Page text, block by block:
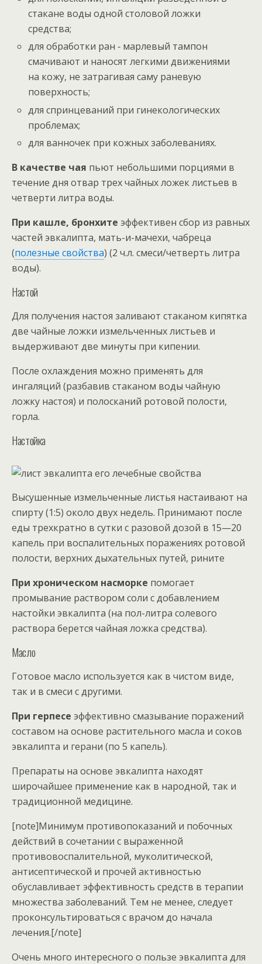
стакане воды одной столовой ложки
средства;
для обработки ран ‑ марлевый тампон
смачивают и наносят легкими движениями
на кожу, не затрагивая саму раневую
поверхность;
для спринцеваний при гинекологических
проблемах;
для ванночек при кожных заболеваниях.
В качестве чая пьют небольшими порциями в
течение дня отвар трех чайных ложек листьев в
четверти литра воды.
При кашле, бронхите эффективен сбор из равных
частей эвкалипта, мать-и-мачехи, чабреца
(полезные свойства) (2 ч.л. смеси/четверть литра
воды).
Настой
Для получения настоя заливают стаканом кипятка
две чайные ложки измельченных листьев и
выдерживают две минуты при кипении.
После охлаждения можно применять для
ингаляций (разбавив стаканом воды чайную
ложку настоя) и полосканий ротовой полости,
горла.
Настойка
Высушенные измельченные листья настаивают на
спирту (1:5) около двух недель. Принимают после
еды трехкратно в сутки с разовой дозой в 15—20
капель при воспалительных поражениях ротовой
полости, верхних дыхательных путей, рините
При хроническом насморке помогает
промывание раствором соли с добавлением
настойки эвкалипта (на пол-литра солевого
раствора берется чайная ложка средства).
Масло
Готовое масло используется как в чистом виде,
так и в смеси с другими.
При герпесе эффективно смазывание поражений
составом на основе растительного масла и соков
эвкалипта и герани (по 5 капель).
Препараты на основе эвкалипта находят
широчайшее применение как в народной, так и
традиционной медицине.
[note]Минимум противопоказаний и побочных
действий в сочетании с выраженной
противовоспалительной, муколитической,
антисептической и прочей активностью
обуславливает эффективность средств в терапии
множества заболеваний. Тем не менее, следует
проконсультироваться с врачом до начала
лечения.[/note]
Очень много интересного о пользе эвкалипта для